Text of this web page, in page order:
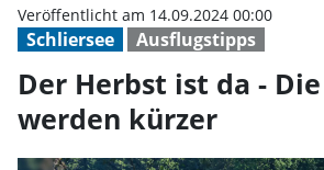
Schliersee Ausflugstipps
Veröffentlicht am 14.09.2024 00:00
Der Herbst ist da - Die
werden kürzer